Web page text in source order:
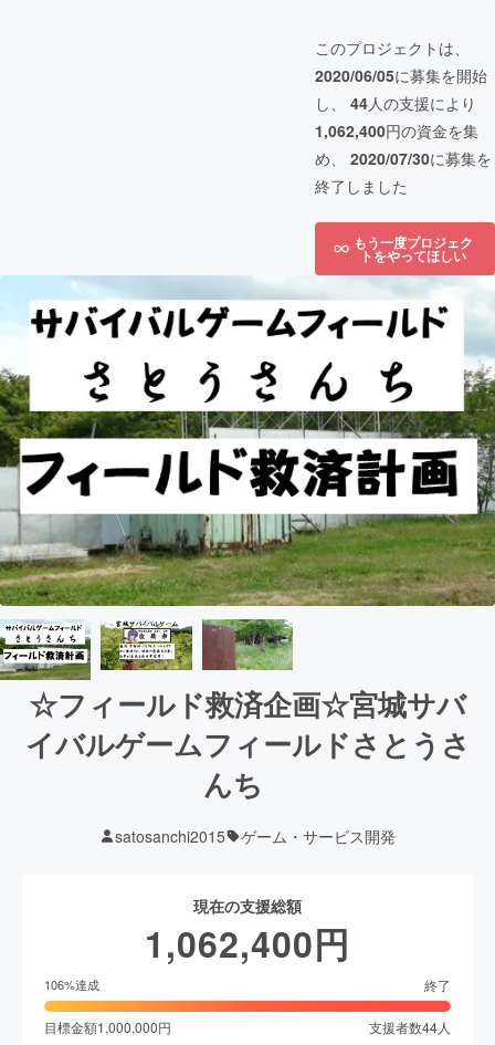
このプロジェクトは、
2020/06/05に募集を開始
し、 44人の支援により
1,062,400円の資金を集
め、 2020/07/30に募集を
終了しました
もう一度プロジェク
トをやってほしい
☆フィールド救済企画☆宮城サバ
イバルゲームフィールドさとうさ
んち
satosanchi2015 ゲーム・サービス開発
現在の支援総額
1,062,400円
106%達成 終了
目標金額1,000,000円 支援者数44人